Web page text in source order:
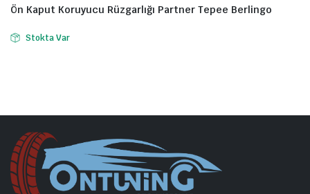
Ön Kaput Koruyucu Rüzgarlığı Partner Tepee Berlingo
Stokta Var